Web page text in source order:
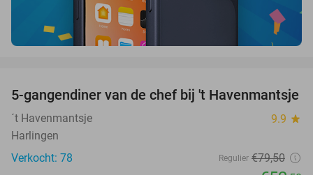
34%
5-gangendiner van de chef bij 't Havenmantsje
´t Havenmantsje 9.9 star
Harlingen
Verkocht: 78
Regulier €79,50